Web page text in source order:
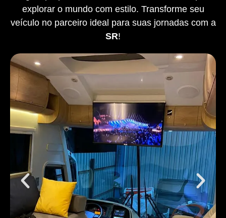
explorar o mundo com estilo. Transforme seu
veículo no parceiro ideal para suas jornadas com a
SR!